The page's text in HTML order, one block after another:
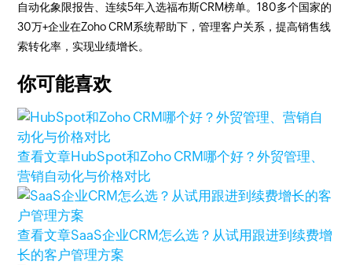
自动化象限报告、连续5年入选福布斯CRM榜单。180多个国家的
30万+企业在Zoho CRM系统帮助下，管理客户关系，提高销售线
索转化率，实现业绩增长。
你可能喜欢
查看文章HubSpot和Zoho CRM哪个好？外贸管理、
营销自动化与价格对比
查看文章SaaS企业CRM怎么选？从试用跟进到续费增
长的客户管理方案